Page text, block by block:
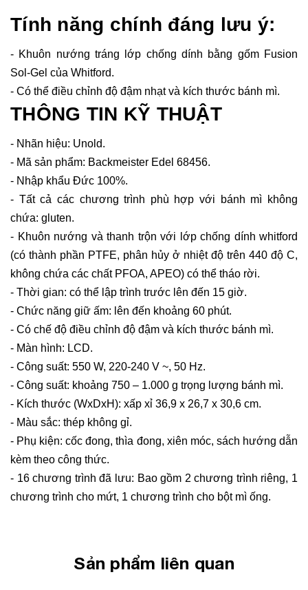
Tính năng chính đáng lưu ý:
- Khuôn nướng tráng lớp chống dính bằng gốm Fusion
Sol-Gel của Whitford.
- Có thể điều chỉnh độ đậm nhạt và kích thước bánh mì.
THÔNG TIN KỸ THUẬT
- Nhãn hiệu: Unold.
- Mã sản phẩm: Backmeister Edel 68456.
- Nhập khẩu Đức 100%.
- Tất cả các chương trình phù hợp với bánh mì không
chứa: gluten.
- Khuôn nướng và thanh trộn với lớp chống dính whitford
(có thành phần PTFE, phân hủy ở nhiệt độ trên 440 độ C,
không chứa các chất PFOA, APEO) có thể tháo rời.
- Thời gian: có thể lập trình trước lên đến 15 giờ.
- Chức năng giữ ấm: lên đến khoảng 60 phút.
- Có chế độ điều chỉnh độ đậm và kích thước bánh mì.
- Màn hình: LCD.
- Công suất: 550 W, 220-240 V ~, 50 Hz.
- Công suất: khoảng 750 – 1.000 g trọng lượng bánh mì.
- Kích thước (WxDxH): xấp xỉ 36,9 x 26,7 x 30,6 cm.
- Màu sắc: thép không gỉ.
- Phụ kiện: cốc đong, thìa đong, xiên móc, sách hướng dẫn
kèm theo công thức.
- 16 chương trình đã lưu: Bao gồm 2 chương trình riêng, 1
chương trình cho mứt, 1 chương trình cho bột mì ống.
Sản phẩm liên quan